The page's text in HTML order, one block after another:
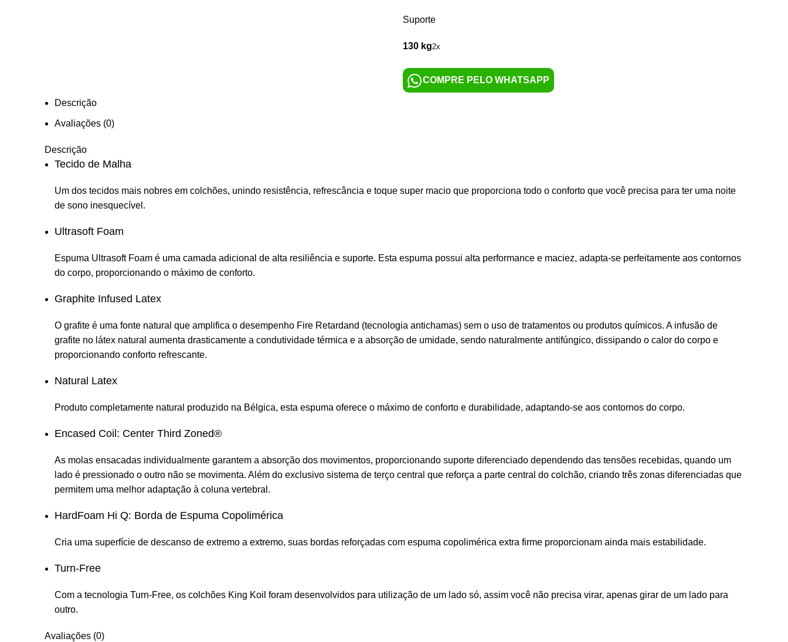
Suporte
130 kg2x
COMPRE PELO WHATSAPP
Descrição
Avaliações (0)
Descrição
Tecido de Malha
Um dos tecidos mais nobres em colchões, unindo resistência, refrescância e toque super macio que proporciona todo o conforto que você precisa para ter uma noite
de sono inesquecível.
Ultrasoft Foam
Espuma Ultrasoft Foam é uma camada adicional de alta resiliência e suporte. Esta espuma possui alta performance e maciez, adapta-se perfeitamente aos contornos
do corpo, proporcionando o máximo de conforto.
Graphite Infused Latex
O grafite é uma fonte natural que amplifica o desempenho Fire Retardand (tecnologia antichamas) sem o uso de tratamentos ou produtos químicos. A infusão de
grafite no látex natural aumenta drasticamente a condutividade térmica e a absorção de umidade, sendo naturalmente antifúngico, dissipando o calor do corpo e
proporcionando conforto refrescante.
Natural Latex
Produto completamente natural produzido na Bélgica, esta espuma oferece o máximo de conforto e durabilidade, adaptando-se aos contornos do corpo.
Encased Coil: Center Third Zoned®
As molas ensacadas individualmente garantem a absorção dos movimentos, proporcionando suporte diferenciado dependendo das tensões recebidas, quando um
lado é pressionado o outro não se movimenta. Além do exclusivo sistema de terço central que reforça a parte central do colchão, criando três zonas diferenciadas que
permitem uma melhor adaptação à coluna vertebral.
HardFoam Hi Q: Borda de Espuma Copolimérica
Cria uma superfície de descanso de extremo a extremo, suas bordas reforçadas com espuma copolimérica extra firme proporcionam ainda mais estabilidade.
Turn-Free
Com a tecnologia Turn-Free, os colchões King Koil foram desenvolvidos para utilização de um lado só, assim você não precisa virar, apenas girar de um lado para
outro.
Avaliações (0)